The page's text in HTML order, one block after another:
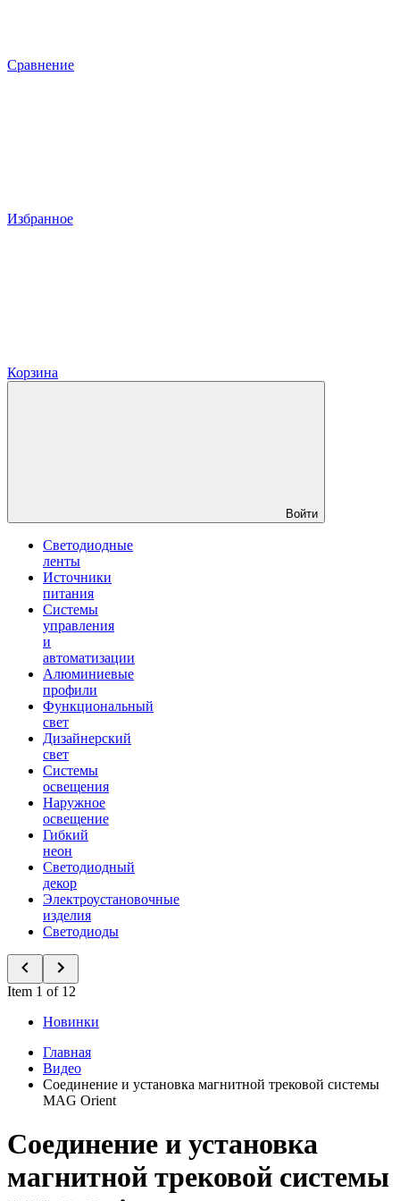
Сравнение
Избранное
Корзина
Войти
Светодиодные
ленты
Источники
питания
Системы
управления
и
автоматизации
Алюминиевые
профили
Функциональный
свет
Дизайнерский
свет
Системы
освещения
Наружное
освещение
Гибкий
неон
Светодиодный
декор
Электроустановочные
изделия
Светодиоды
Item 1 of 12
Новинки
Главная
Видео
Соединение и установка магнитной трековой системы
MAG Orient
Соединение и установка
магнитной трековой системы